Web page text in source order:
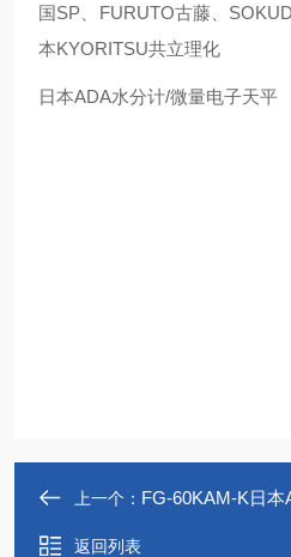
国SP、FURUTO古藤、
本KYORITSU共立理化
日本ADA水分计/微量电子天平
上一个： FG-60KAM-K日
返回列表